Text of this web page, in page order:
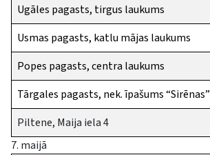
Ugāles pagasts, tirgus laukums
Usmas pagasts, katlu mājas laukums
Popes pagasts, centra laukums
Tārgales pagasts, nek. īpašums “Sirēnas”
Piltene, Maija iela 4
7. maijā